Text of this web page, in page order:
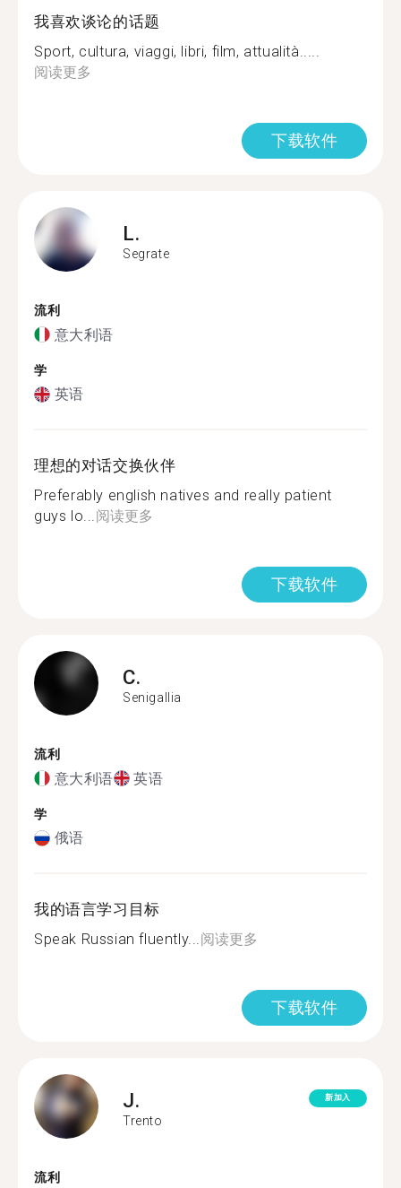
我喜欢谈论的话题
Sport, cultura, viaggi, libri, film, attualità.....
阅读更多
下载软件
L.
Segrate
流利
意大利语
学
英语
理想的对话交换伙伴
Preferably english natives and really patient
guys lo...阅读更多
下载软件
C.
Senigallia
流利
意大利语 英语
学
俄语
我的语言学习目标
Speak Russian fluently...阅读更多
下载软件
J.
Trento
新加入
流利